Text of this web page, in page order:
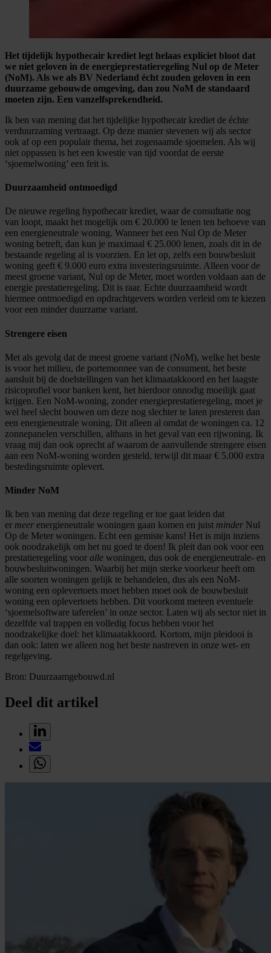
Het tijdelijk hypothecair krediet legt helaas expliciet bloot dat
we niet geloven in de energieprestatieregeling Nul op de Meter
(NoM). Als we als BV Nederland écht zouden geloven in een
duurzame gebouwde omgeving, dan zou NoM de standaard
moeten zijn. Een vanzelfsprekendheid.
Ik ben van mening dat het tijdelijke hypothecair krediet de échte
verduurzaming vertraagt. Op deze manier stevenen wij als sector
ook af op een populair thema, het zogenaamde sjoemelen. Als wij
niet oppassen is het een kwestie van tijd voordat de eerste
‘sjoemelwoning’ een feit is.
Duurzaamheid ontmoedigd
De nieuwe regeling hypothecair krediet, waar de consultatie nog
van loopt, maakt het mogelijk om € 20.000 te lenen ten behoeve van
een energieneutrale woning. Wanneer het een Nul Op de Meter
woning betreft, dan kun je maximaal € 25.000 lenen, zoals dit in de
bestaande regeling al is voorzien. En let op, zelfs een bouwbesluit
woning geeft € 9.000 euro extra investeringsruimte. Alleen voor de
meest groene variant, Nul op de Meter, moet worden voldaan aan de
energie prestatieregeling. Dit is raar. Echte duurzaamheid wordt
hiermee ontmoedigd en opdrachtgevers worden verleid om te kiezen
voor een minder duurzame variant.
Strengere eisen
Met als gevolg dat de meest groene variant (NoM), welke het beste
is voor het milieu, de portemonnee van de consument, het beste
aansluit bij de doelstellingen van het klimaatakkoord en het laagste
risicoprofiel voor banken kent, het hierdoor onnodig moeilijk gaat
krijgen. Een NoM-woning, zonder energieprestatieregeling, moet je
wel heel slecht bouwen om deze nog slechter te laten presteren dan
een energieneutrale woning. Dit alleen al omdat de woningen ca. 12
zonnepanelen verschillen, althans in het geval van een rijwoning. Ik
vraag mij dan ook oprecht af waarom de aanvullende strengere eisen
aan een NoM-woning worden gesteld, terwijl dit maar € 5.000 extra
bestedingsruimte oplevert.
Minder NoM
Ik ben van mening dat deze regeling er toe gaat leiden dat
er meer energieneutrale woningen gaan komen en juist minder Nul
Op de Meter woningen. Echt een gemiste kans! Het is mijn inziens
ook noodzakelijk om het nu goed te doen! Ik pleit dan ook voor een
prestatieregeling voor alle woningen, dus ook de energieneutrale- en
bouwbesluitwoningen. Waarbij het mijn sterke voorkeur heeft om
alle soorten woningen gelijk te behandelen, dus als een NoM-
woning een oplevertoets moet hebben moet ook de bouwbesluit
woning een oplevertoets hebben. Dit voorkomt meteen eventuele
‘sjoemelsoftware taferelen’ in onze sector. Laten wij als sector niet in
dezelfde val trappen en volledig focus hebben voor het
noodzakelijke doel: het klimaatakkoord. Kortom, mijn pleidooi is
dan ook: laten we alleen nog het beste nastreven in onze wet- en
regelgeving.
Bron: Duurzaamgebouwd.nl
Deel dit artikel